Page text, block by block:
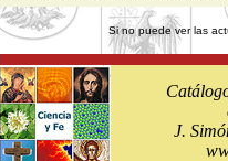
Si no puede ver las
J.